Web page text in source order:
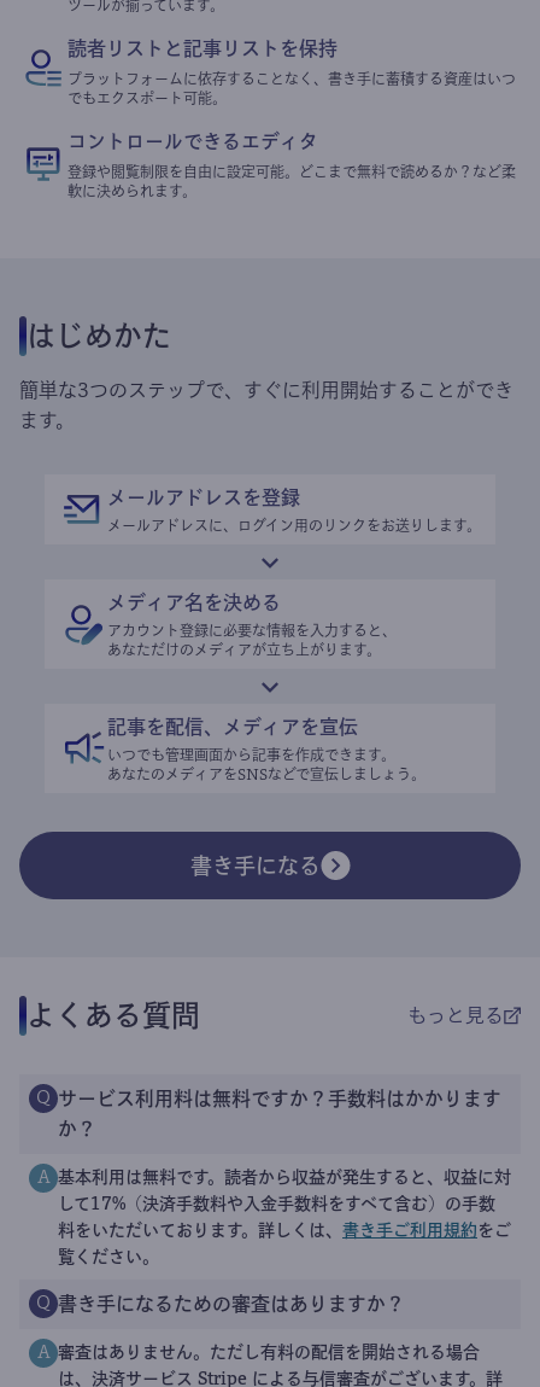
ツールが揃っています。
読者リストと記事リストを保持
プラットフォームに依存することなく、書き手に蓄積する資産はいつ
でもエクスポート可能。
コントロールできるエディタ
登録や閲覧制限を自由に設定可能。どこまで無料で読めるか？など柔
軟に決められます。
はじめかた
簡単な3つのステップで、すぐに利用開始することができ
ます。
メールアドレスを登録
メールアドレスに、ログイン用のリンクをお送りします。
メディア名を決める
アカウント登録に必要な情報を入力すると、
あなただけのメディアが立ち上がります。
記事を配信、メディアを宣伝
いつでも管理画面から記事を作成できます。
あなたのメディアをSNSなどで宣伝しましょう。
書き手になる
よくある質問 もっと見る
Q サービス利用料は無料ですか？手数料はかかります
か？
A 基本利用は無料です。読者から収益が発生すると、収益に対
して17%（決済手数料や入金手数料をすべて含む）の手数
料をいただいております。詳しくは、 書き手ご利用規約 をご
覧ください。
Q 書き手になるための審査はありますか？
A 審査はありません。ただし有料の配信を開始される場合
は、決済サービス Stripe による与信審査がございます。詳